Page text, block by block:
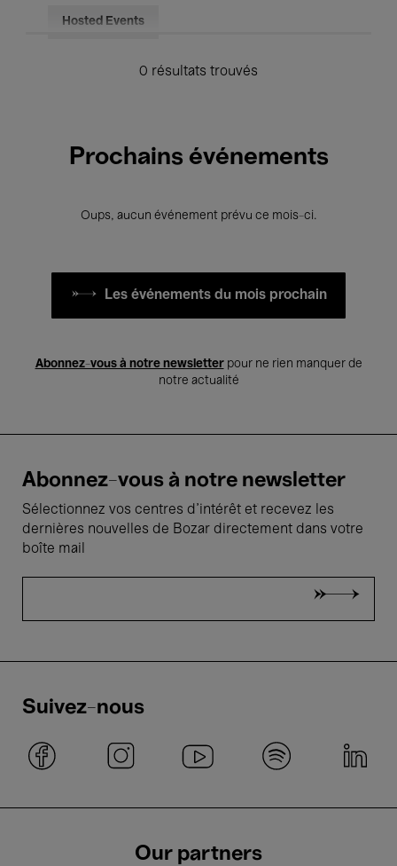
Hosted Events
0 résultats trouvés
Prochains événements
Oups, aucun événement prévu ce mois-ci.
Les événements du mois prochain
Abonnez-vous à notre newsletterpour ne rien manquer de
notre actualité
Abonnez-vous à notre newsletter
Sélectionnez vos centres d'intérêt et recevez les
dernières nouvelles de Bozar directement dans votre
boîte mail
Suivez-nous
Our partners